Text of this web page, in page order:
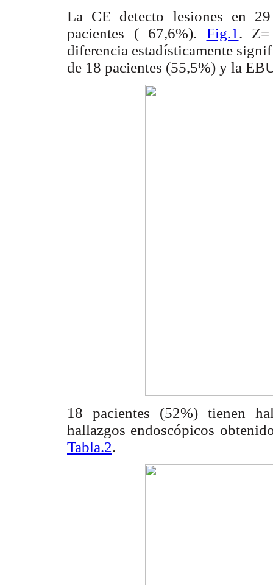
La CE detecto lesiones en
pacientes ( 67,6%). Fig.1 . Z=
diferencia estadísticamente
de 18 pacientes (55,5%) y la
18 pacientes (52%) tienen
hallazgos endoscópicos
Tabla.2.